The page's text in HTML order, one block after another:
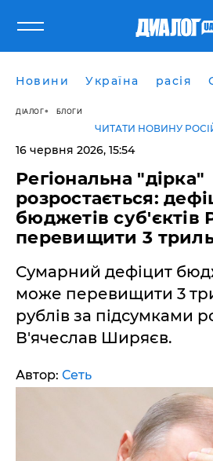
Новини Україна расія
ДІАЛОГ БЛОГИ
ЧИТАТИ НОВИНУ
16 червня 2026, 15:54
Регіональна "дірка"
розростається:
бюджетів
перевищити 3
Сумарний дефіцит
може перевищити 3
рублів за підсумками
В'ячеслав Ширяєв.
Автор: Сеть